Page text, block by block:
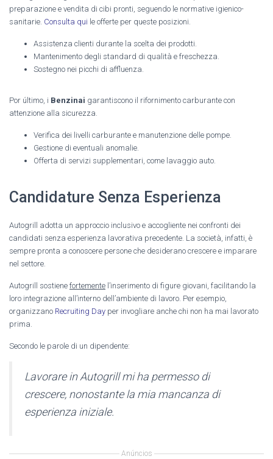
preparazione e vendita di cibi pronti, seguendo le normative igienico-
sanitarie. Consulta qui le offerte per queste posizioni.
Assistenza clienti durante la scelta dei prodotti.
Mantenimento degli standard di qualità e freschezza.
Sostegno nei picchi di affluenza.
Por último, i Benzinai garantiscono il rifornimento carburante con
attenzione alla sicurezza.
Verifica dei livelli carburante e manutenzione delle pompe.
Gestione di eventuali anomalie.
Offerta di servizi supplementari, come lavaggio auto.
Candidature Senza Esperienza
Autogrill adotta un approccio inclusivo e accogliente nei confronti dei
candidati senza esperienza lavorativa precedente. La società, infatti, è
sempre pronta a conoscere persone che desiderano crescere e imparare
nel settore.
Autogrill sostiene fortemente l’inserimento di figure giovani, facilitando la
loro integrazione all’interno dell’ambiente di lavoro. Per esempio,
organizzano Recruiting Day per invogliare anche chi non ha mai lavorato
prima.
Secondo le parole di un dipendente:
Lavorare in Autogrill mi ha permesso di
crescere, nonostante la mia mancanza di
esperienza iniziale.
Anúncios